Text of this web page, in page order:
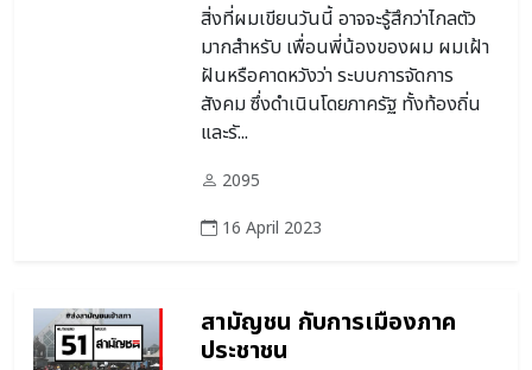
สิ่งที่ผมเขียนวันนี้ อาจจะรู้สึกว่าไกลตัว
มากสำหรับ เพื่อนพี่น้องของผม ผมเฝ้า
ฝันหรือคาดหวังว่า ระบบการจัดการ
สังคม ซึ่งดำเนินโดยภาครัฐ ทั้งท้องถิ่น
และรั...
2095
16 April 2023
สามัญชน กับการเมืองภาค
ประชาชน